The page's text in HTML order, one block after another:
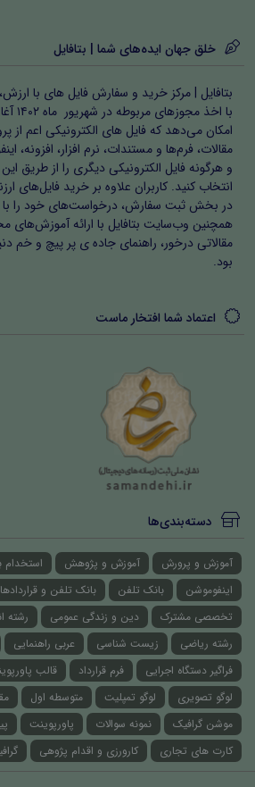
خلق جهان ایده‌های شما | بتافایل
بتافایل | مرکز خرید و سفارش فایل های با
با
امکان می‌دهد که فایل های الکترونیکی اعم از
مقالات، فرم‌ها و مستندات، نرم افزار، افزونه،
و هرگونه فایل الکترونیکی دیگری را از طریق
انتخاب کنید. کاربران علاوه بر خرید فایل‌های
در بخش ثبت سفارش، درخواست‌های خود را با
همچنین وب‌سایت بتافایل با ارائه آموزش‌های
مقالاتی درخور، راهنمای جاده ی پر پیچ و خم
بود.
اعتماد شما افتخار ماست
دسته‌بندی‌ها
آموزش و پرورش آموزش و پژوهش استخدام
اینفوموشن
بانک تلفن بانک تلفن و قراردادها
تخصصی مشترک
دین و زندگی عمومی رشته
رشته ریاضی
زیست شناسی عربی راهنمایی
فراگیر دستگاه اجرایی
فرم قرارداد قالب
لوگو تصویری
لوگو تمپلیت متوسطه اول
موشن گرافیک
نمونه سوالات پاورپوینت
کارت های تجاری
کارورزی و اقدام پژوهی